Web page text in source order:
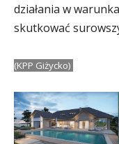
działania w
skutkować
(KPP Giżycko)